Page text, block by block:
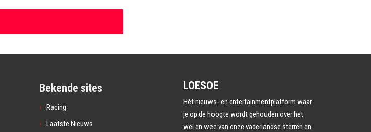
Bekende sites
Racing
Laatste Nieuws
LOESOE
Hét nieuws- en entertainmentplatform waar
je op de hoogte wordt gehouden over het
wel en wee van onze vaderlandse sterren en